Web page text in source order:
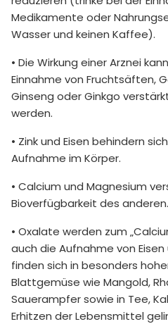
Medikamente oder
Wasser und keinen Kaffee).
• Die Wirkung einer Arznei
Einnahme von Fruchtsäften,
Ginseng oder Ginkgo
werden.
• Zink und Eisen behindern
Aufnahme im Körper.
• Calcium und Magnesium
Bioverfügbarkeit des anderen.
• Oxalate werden zum
auch die Aufnahme von
finden sich in besonders
Blattgemüse wie Mangold,
Sauerampfer sowie in Tee,
Erhitzen der Lebensmittel